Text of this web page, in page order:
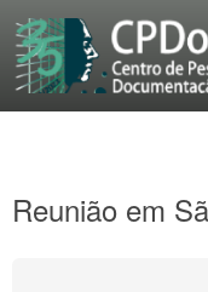
Reunião em
Reuniões
Destaques